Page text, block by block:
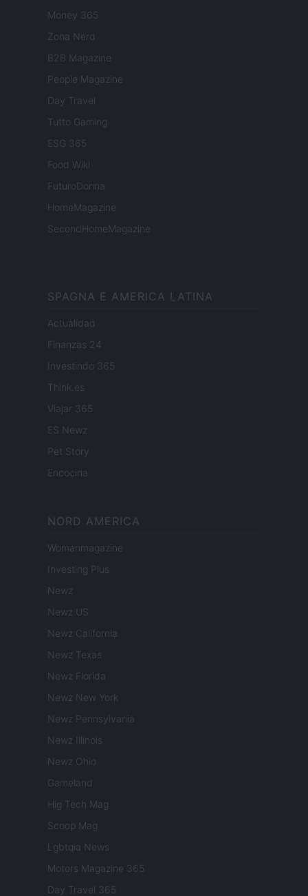
Money 365
Zona Nerd
B2B Magazine
People Magazine
Day Travel
Tutto Gaming
ESG 365
Food Wiki
FuturoDonna
HomeMagazine
SecondHomeMagazine
SPAGNA E AMERICA LATINA
Actualidad
Finanzas 24
Investindo 365
Think.es
Viajar 365
ES Newz
Pet Story
Encocina
NORD AMERICA
Womanmagazine
Investing Plus
Newz
Newz US
Newz California
Newz Texas
Newz Florida
Newz New York
Newz Pennsylvania
Newz Illinois
Newz Ohio
Gameland
Hig Tech Mag
Scoop Mag
Lgbtqia News
Motors Magazine 365
Day Travel 365